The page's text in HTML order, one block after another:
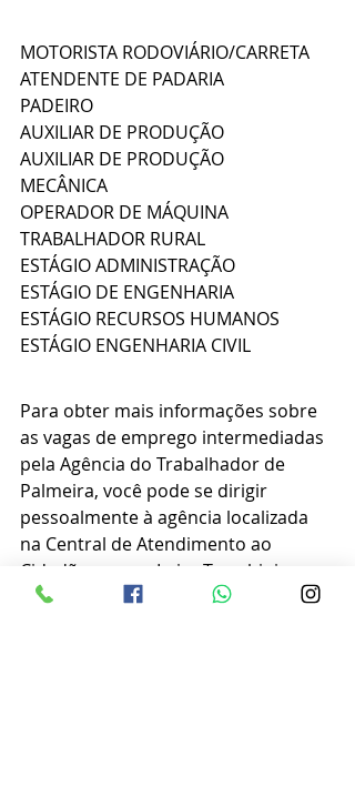
MOTORISTA RODOVIÁRIO/CARRETA
ATENDENTE DE PADARIA
PADEIRO
AUXILIAR DE PRODUÇÃO
AUXILIAR DE PRODUÇÃO
MECÂNICA
OPERADOR DE MÁQUINA
TRABALHADOR RURAL
ESTÁGIO ADMINISTRAÇÃO
ESTÁGIO DE ENGENHARIA
ESTÁGIO RECURSOS HUMANOS
ESTÁGIO ENGENHARIA CIVIL
Para obter mais informações sobre
as vagas de emprego intermediadas
pela Agência do Trabalhador de
Palmeira, você pode se dirigir
pessoalmente à agência localizada
na Central de Atendimento ao
Cidadão, na rua Luiza Trombini
Malucelli, 134. O horário de